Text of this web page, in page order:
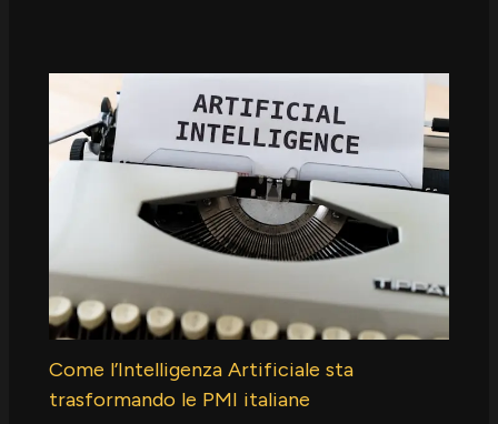
Come l’Intelligenza Artificiale sta
trasformando le PMI italiane